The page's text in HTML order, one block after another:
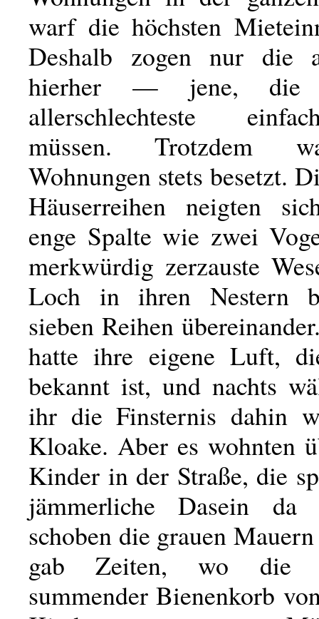
warf die höchsten
Deshalb zogen nur die
hierher — jene, die
allerschlechteste
müssen. Trotzdem
Wohnungen stets besetzt.
Häuserreihen neigten
enge Spalte wie zwei
merkwürdig zerzauste
Loch in ihren Nestern
sieben Reihen
hatte ihre eigene Luft,
bekannt ist, und nachts
ihr die Finsternis dahin
Kloake. Aber es wohnten
Kinder in der Straße, die
jämmerliche Dasein da
schoben die grauen
gab Zeiten, wo die
summender Bienenkorb